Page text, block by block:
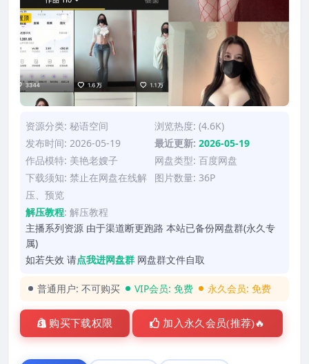
资源分类: 秘语空间
浏览热度: (4.6K)
发布时间: 2026-05-19
最近更新: 2026-05-19
作品模特: 美艳老嫂子
网盘类型: 百度网盘
下载须知: 禁止在网盘在线解
压、预览
图片数量: 36P
解压教程: 解压教程
主播系列资源 由于渠道断更跑路 本站已备份网盘群(永久专
属)
如若失效 请点我进网盘群 网盘群文件自取
普通用户: 不可购买 VIP会员: 免费 永久会员: 免费
购买下载权限 加入永久会员(推荐)🔥